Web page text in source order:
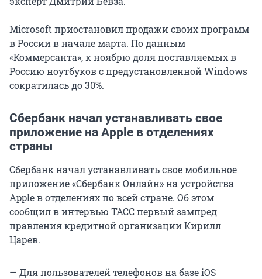
Microsoft приостановил продажи своих программ
в России в начале марта. По данным
«Коммерсанта», к ноябрю доля поставляемых в
Россию ноутбуков с предустановленной Windows
сократилась до 30%.
Сбербанк начал устанавливать свое
приложение на Apple в отделениях
страны
Сбербанк начал устанавливать свое мобильное
приложение «Сбербанк Онлайн» на устройства
Apple в отделениях по всей стране. Об этом
сообщил в интервью ТАСС первый зампред
правления кредитной организации Кирилл
Царев.
— Для пользователей телефонов на базе iOS